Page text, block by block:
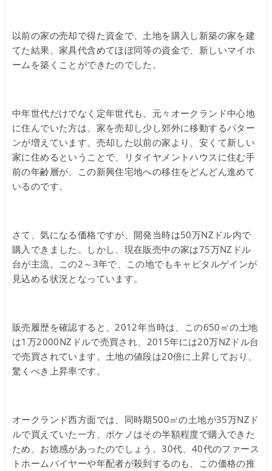
以前の家の売却で得た資金で、土地を購入し新築の家を建
てた結果、家具代含めてほぼ同等の資金で、新しいマイホ
ームを築くことができたのでした。
中年世代だけでなく定年世代も、元々オークランド中心地
に住んでいた方は、家を売却し少し郊外に移動するパター
ンが増えています。売却した以前の家より、安くて新しい
家に住めるということで、リタイヤメントハウスに住む手
前の年齢層が、この新興住宅地への移住をどんどん進めて
いるのです。
さて、気になる価格ですが、開発当時は50万NZドル内で
購入できました。しかし、現在販売中の家は75万NZドル
台が主流。この2～3年で、この地でもキャピタルゲインが
見込める状況となっています。
販売履歴を確認すると、2012年当時は、この650㎡の土地
は1万2000NZドルで売買され、2015年には20万NZドル台
で売買されています。土地の値段は20倍に上昇しており、
驚くべき上昇率です。
オークランド西方面では、同時期500㎡の土地が35万NZド
ルで買えていた一方、ポケノはその半額程度で購入できた
ため、お徳感があったのでしょう。30代、40代のファース
トホームバイヤーや年配者が殺到するのも、この価格の推